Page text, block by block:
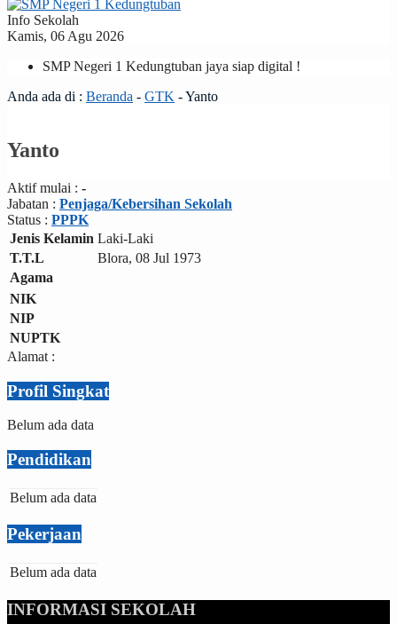
Info Sekolah
Kamis, 06 Agu 2026
SMP Negeri 1 Kedungtuban jaya siap digital !
Anda ada di : Beranda - GTK -Yanto
Yanto
Aktif mulai : -
Jabatan : Penjaga/Kebersihan Sekolah
Status : PPPK
Jenis Kelamin Laki-Laki
T.T.L
Blora, 08 Jul 1973
Agama
NIK
NIP
NUPTK
Alamat :
Profil Singkat
Belum ada data
Pendidikan
Belum ada data
Pekerjaan
Belum ada data
INFORMASI SEKOLAH